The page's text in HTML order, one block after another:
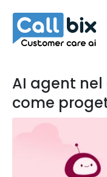
AI agent
come